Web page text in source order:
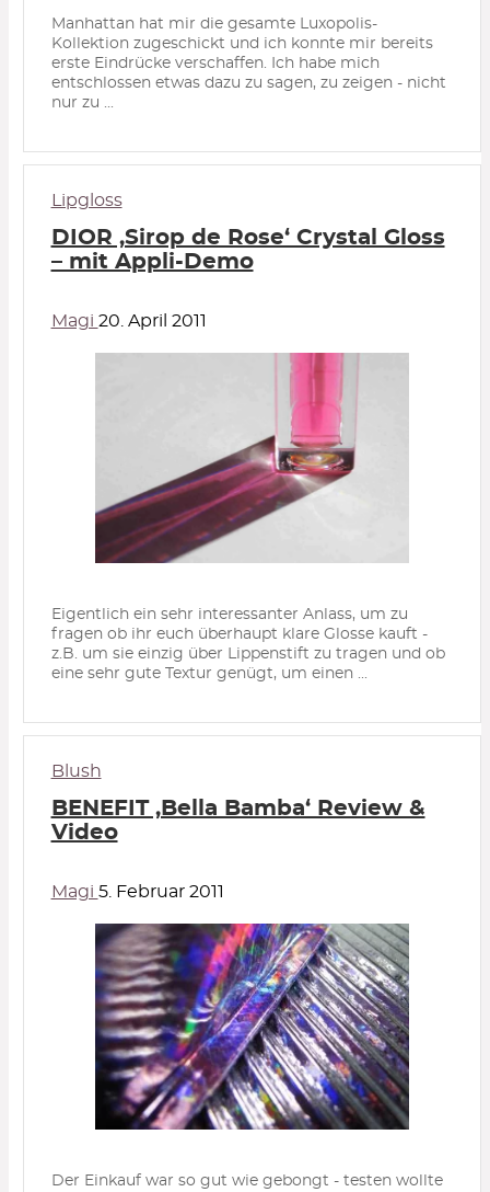
Manhattan hat mir die gesamte Luxopolis-
Kollektion zugeschickt und ich konnte mir bereits
erste Eindrücke verschaffen. Ich habe mich
entschlossen etwas dazu zu sagen, zu zeigen - nicht
nur zu ...
Lipgloss
DIOR ‚Sirop de Rose‘ Crystal Gloss
– mit Appli-Demo
Magi 20. April 2011
Eigentlich ein sehr interessanter Anlass, um zu
fragen ob ihr euch überhaupt klare Glosse kauft -
z.B. um sie einzig über Lippenstift zu tragen und ob
eine sehr gute Textur genügt, um einen ...
Blush
BENEFIT ‚Bella Bamba‘ Review &
Video
Magi 5. Februar 2011
Der Einkauf war so gut wie gebongt - testen wollte